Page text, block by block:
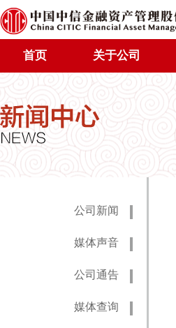
首页 关于公司
公司新闻
媒体声音
公司通告
媒体查询